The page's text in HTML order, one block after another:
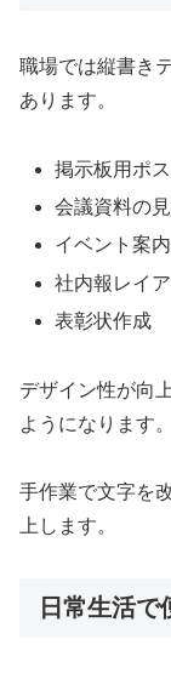
職場では縦書き
あります。
掲示板用ポ
会議資料の
イベント案
社内報レイ
表彰状作成
デザイン性が向
ようになります。
手作業で文字を
上します。
日常生活で